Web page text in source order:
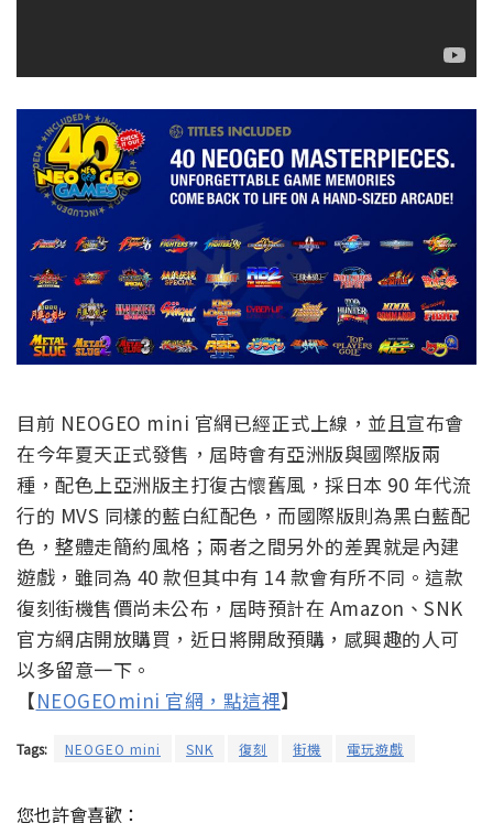
目前 NEOGEO mini 官網已經正式上線，並且宣布會
在今年夏天正式發售，屆時會有亞洲版與國際版兩
種，配色上亞洲版主打復古懷舊風，採日本 90 年代流
行的 MVS 同樣的藍白紅配色，而國際版則為黑白藍配
色，整體走簡約風格；兩者之間另外的差異就是內建
遊戲，雖同為 40 款但其中有 14 款會有所不同。這款
復刻街機售價尚未公布，屆時預計在 Amazon、SNK
官方網店開放購買，近日將開啟預購，感興趣的人可
以多留意一下。
【NEOGEOmini 官網，點這裡】
Tags: NEOGEO mini SNK 復刻 街機 電玩遊戲
您也許會喜歡：